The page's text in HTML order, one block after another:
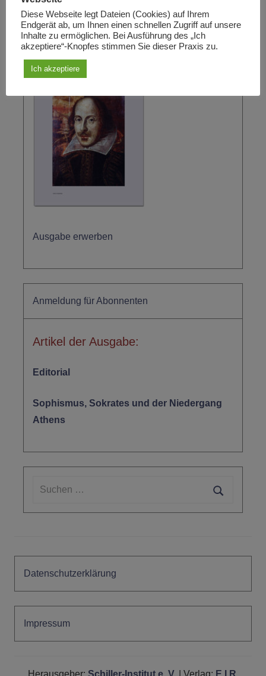
3/2003: Schillers Konzept der schönen Seele
Ausgabe erwerben
Anmeldung für Abonnenten
Artikel der Ausgabe:
Editorial
Sophismus, Sokrates und der Niedergang
Athens
Suchen
Datenschutzerklärung
Impressum
Herausgeber: Schiller-Institut e. V. | Verlag: E.I.R.
Diese Webseite legt Dateien (Cookies) auf Ihrem
Endgerät ab, um Ihnen einen schnellen Zugriff auf unsere
Inhalte zu ermöglichen. Bei Ausführung des „Ich
akzeptiere“-Knopfes stimmen Sie dieser Praxis zu.
Ich akzeptiere